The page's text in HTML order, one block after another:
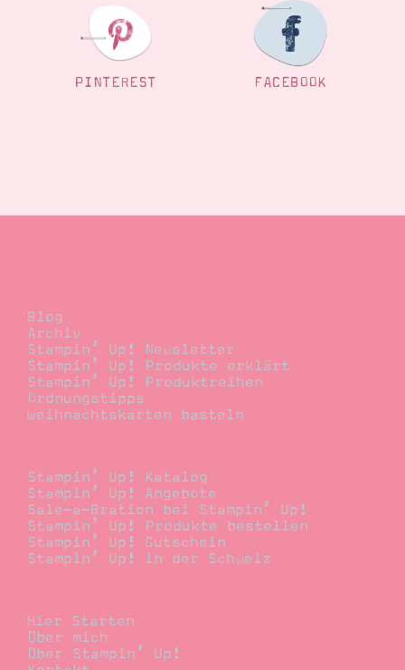
PINTEREST FACEBOOK
Blog
Archiv
Stampin’ Up! Newsletter
Stampin’ Up! Produkte erklärt
Stampin’ Up! Produktreihen
Ordnungstipps
Weihnachtskarten basteln
Stampin’ Up! Katalog
Stampin’ Up! Angebote
Sale-a-Bration bei Stampin’ Up!
Stampin’ Up! Produkte bestellen
Stampin’ Up! Gutschein
Stampin’ Up! in der Schweiz
Hier Starten
Über mich
Über Stampin’ Up!